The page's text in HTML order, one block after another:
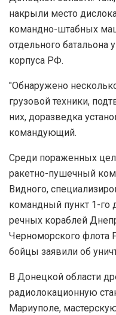
накрыли место
командно-штабных
отдельного батальона
корпуса РФ.
"Обнаружено
грузовой техники,
них, доразведка
командующий.
Среди пораженных
ракетно-пушечный
Видного,
командный пункт 1-го
речных кораблей
Черноморского
бойцы заявили об
В Донецкой области
радиолокационную
Мариуполе,